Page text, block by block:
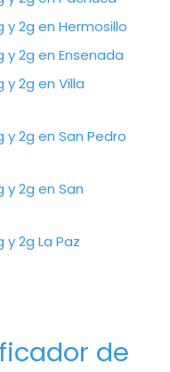
y 2g en Hermosillo
y 2g en Ensenada
y 2g en Villa
y 2g en San Pedro
y 2g en San
2g La Paz
de